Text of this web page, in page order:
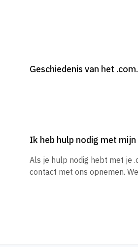
Geschiedenis van het
Ik heb hulp nodig met
Als je hulp nodig hebt met je
contact met ons opnemen.